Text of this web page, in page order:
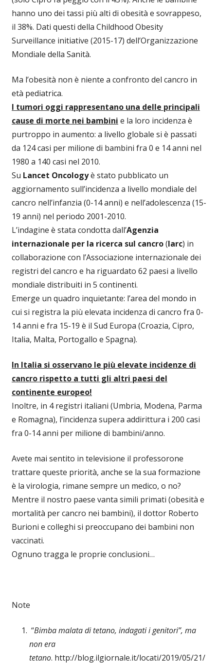
hanno uno dei tassi più alti di obesità e sovrappeso,
il 38%. Dati questi della Childhood Obesity
Surveillance initiative (2015-17) dell’Organizzazione
Mondiale della Sanità.
Ma l’obesità non è niente a confronto del cancro in
età pediatrica.
I tumori oggi rappresentano una delle principali
cause di morte nei bambini e la loro incidenza è
purtroppo in aumento: a livello globale si è passati
da 124 casi per milione di bambini fra 0 e 14 anni nel
1980 a 140 casi nel 2010.
Su Lancet Oncologyè stato pubblicato un
aggiornamento sull’incidenza a livello mondiale del
cancro nell’infanzia (0-14 anni) e nell’adolescenza (15-
19 anni) nel periodo 2001-2010.
L’indagine è stata condotta dall’Agenzia
internazionale per la ricerca sul cancro(Iarc) in
collaborazione con l’Associazione internazionale dei
registri del cancro e ha riguardato 62 paesi a livello
mondiale distribuiti in 5 continenti.
Emerge un quadro inquietante: l’area del mondo in
cui si registra la più elevata incidenza di cancro fra 0-
14 anni e fra 15-19 è il Sud Europa (Croazia, Cipro,
Italia, Malta, Portogallo e Spagna).
In Italia si osservano le più elevate incidenze di
cancro rispetto a tutti gli altri paesi del
continente europeo!
Inoltre, in 4 registri italiani (Umbria, Modena, Parma
e Romagna), l’incidenza supera addirittura i 200 casi
fra 0-14 anni per milione di bambini/anno.
Avete mai sentito in televisione il professorone
trattare queste priorità, anche se la sua formazione
è la virologia, rimane sempre un medico, o no?
Mentre il nostro paese vanta simili primati (obesità e
mortalità per cancro nei bambini), il dottor Roberto
Burioni e colleghi si preoccupano dei bambini non
vaccinati.
Ognuno tragga le proprie conclusioni…
Note
“Bimba malata di tetano, indagati i genitori”, ma
non era
tetano. http://blog.ilgiornale.it/locati/2019/05/21/